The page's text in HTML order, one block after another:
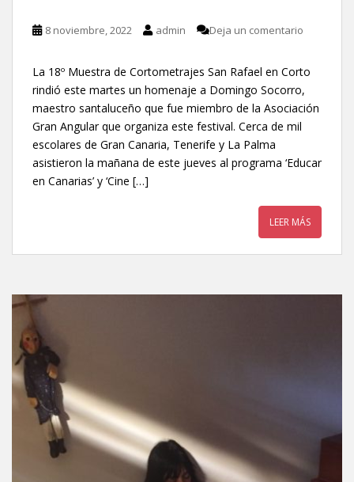
8 noviembre, 2022 admin Deja un comentario
La 18º Muestra de Cortometrajes San Rafael en Corto
rindió este martes un homenaje a Domingo Socorro,
maestro santaluceño que fue miembro de la Asociación
Gran Angular que organiza este festival. Cerca de mil
escolares de Gran Canaria, Tenerife y La Palma
asistieron la mañana de este jueves al programa ‘Educar
en Canarias’ y ‘Cine […]
LEER MÁS